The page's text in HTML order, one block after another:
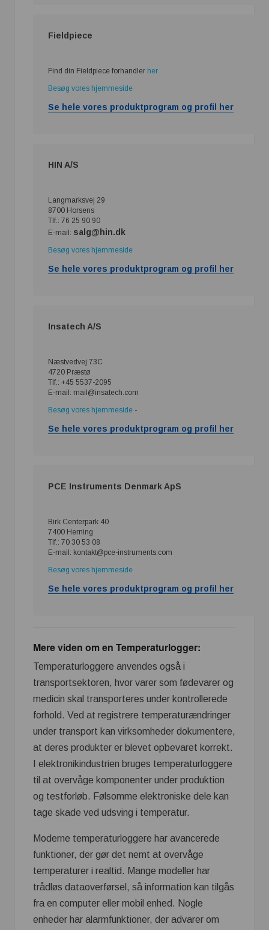
Fieldpiece
Find din Fieldpiece forhandler her
Besøg vores hjemmeside
Se hele vores produktprogram og profil her
HIN A/S
Langmarksvej 29
8700 Horsens
Tlf.: 76 25 90 90
E-mail: salg@hin.dk
Besøg vores hjemmeside
Se hele vores produktprogram og profil her
Insatech A/S
Næstvedvej 73C
4720 Præstø
Tlf.: +45 5537-2095
E-mail: mail@insatech.com
Besøg vores hjemmeside -
Se hele vores produktprogram og profil her
PCE Instruments Denmark ApS
Birk Centerpark 40
7400 Herning
Tlf.: 70 30 53 08
E-mail: kontakt@pce-instruments.com
Besøg vores hjemmeside
Se hele vores produktprogram og profil her
Mere viden om en Temperaturlogger:
Temperaturloggere anvendes også i
transportsektoren, hvor varer som fødevarer og
medicin skal transporteres under kontrollerede
forhold. Ved at registrere temperaturændringer
under transport kan virksomheder dokumentere,
at deres produkter er blevet opbevaret korrekt.
I elektronikindustrien bruges temperaturloggere
til at overvåge komponenter under produktion
og testforløb. Følsomme elektroniske dele kan
tage skade ved udsving i temperatur.
Moderne temperaturloggere har avancerede
funktioner, der gør det nemt at overvåge
temperaturer i realtid. Mange modeller har
trådløs dataoverførsel, så information kan tilgås
fra en computer eller mobil enhed. Nogle
enheder har alarmfunktioner, der advarer om